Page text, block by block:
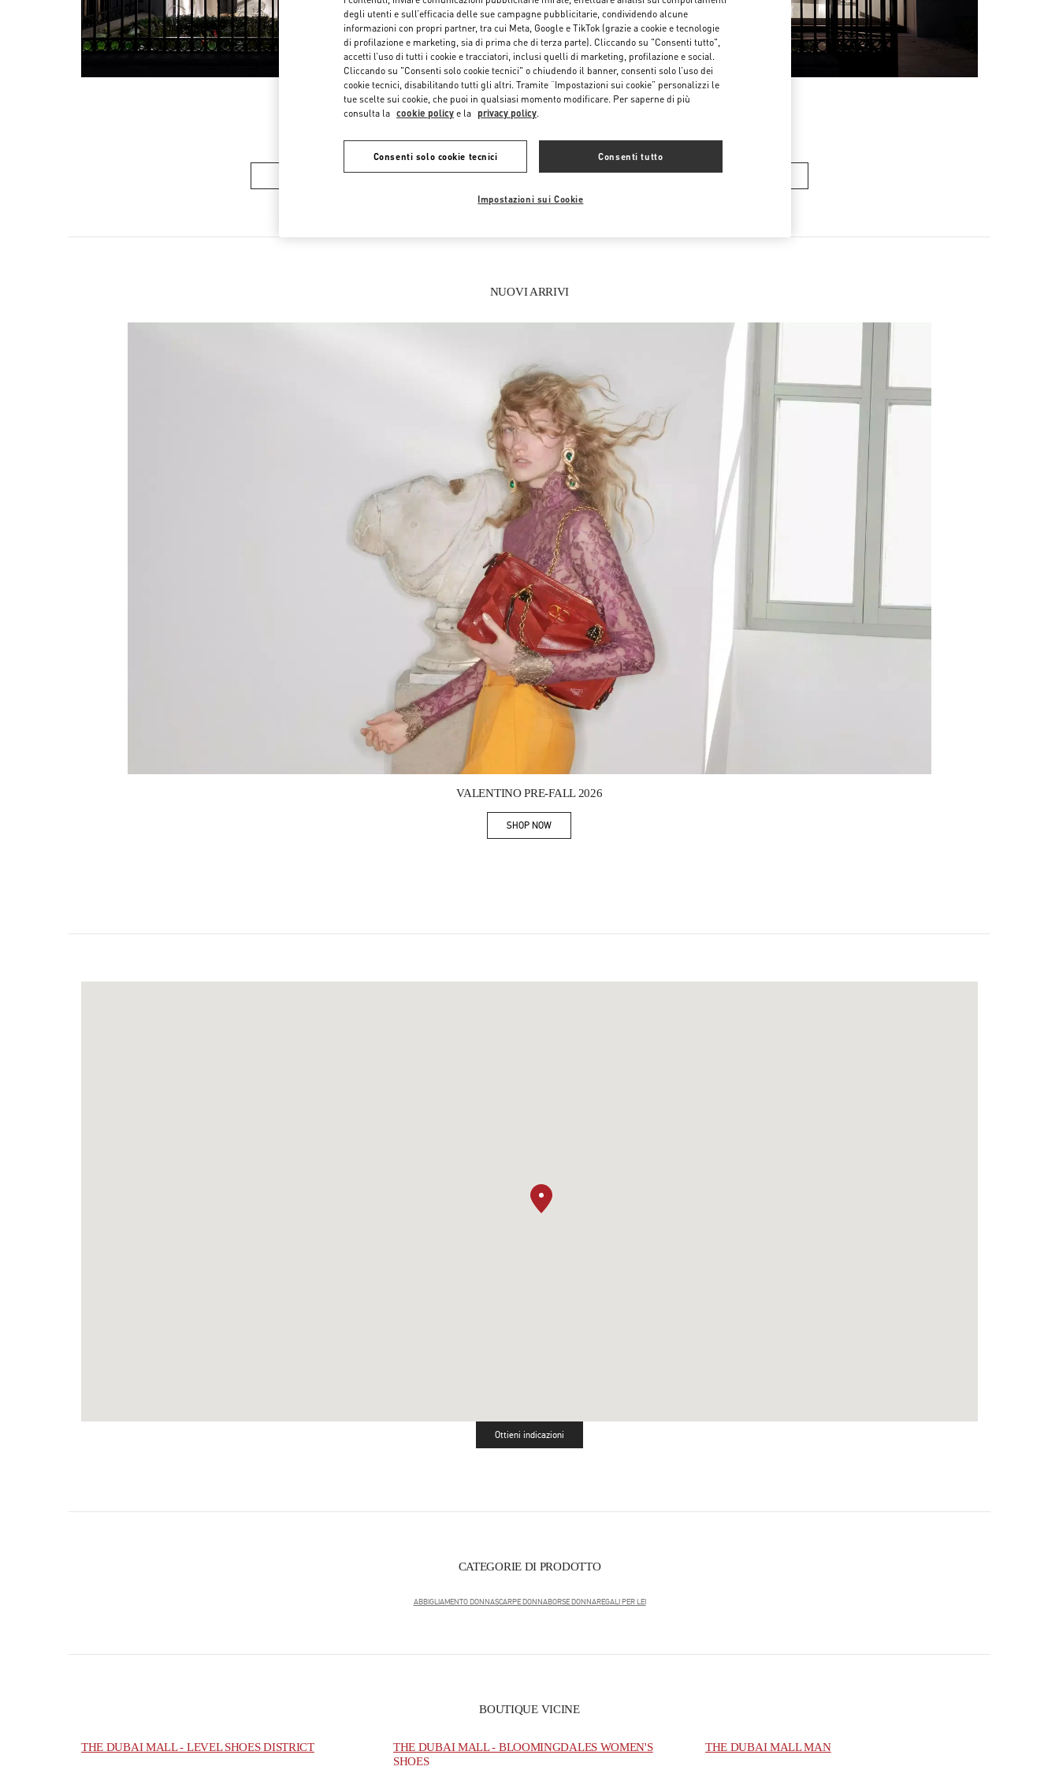
COLLEZIONE DONNA SCARPE DONNA BORSE DONNA
NUOVI ARRIVI
VALENTINO PRE-FALL 2026
SHOP NOWLink Opens in New Tab
Ottieni indicazioniLink Opens in New Tab
CATEGORIE DI PRODOTTO
ABBIGLIAMENTO DONNASCARPE DONNABORSE DONNAREGALI PER LEI
BOUTIQUE VICINE
THE DUBAI MALL - LEVEL SHOES DISTRICT
THE DUBAI MALL - BLOOMINGDALES WOMEN'S
SHOES
THE DUBAI MALL MAN
degli utenti e sull’efficacia delle sue campagne pubblicitarie, condividendo alcune
informazioni con propri partner, tra cui Meta, Google e TikTok (grazie a cookie e tecnologie
di profilazione e marketing, sia di prima che di terza parte). Cliccando su "Consenti tutto",
accetti l’uso di tutti i cookie e tracciatori, inclusi quelli di marketing, profilazione e social.
Cliccando su "Consenti solo cookie tecnici" o chiudendo il banner, consenti solo l’uso dei
cookie tecnici, disabilitando tutti gli altri. Tramite “Impostazioni sui cookie” personalizzi le
tue scelte sui cookie, che puoi in qualsiasi momento modificare. Per saperne di più
consulta la cookie policy e la privacy policy.
Consenti solo cookie tecnici Consenti tutto
Impostazioni sui Cookie